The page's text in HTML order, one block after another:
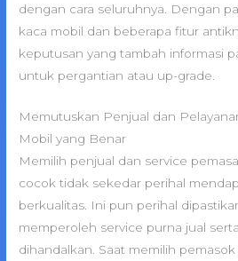
dengan cara seluruhnya. Dengan
kaca mobil dan beberapa fitur
keputusan yang tambah informasi
untuk pergantian atau up-grade.
Memutuskan Penjual dan
Mobil yang Benar
Memilih penjual dan service
cocok tidak sekedar perihal
berkualitas. Ini pun perihal
memperoleh service purna jual
dihandalkan. Saat memilih